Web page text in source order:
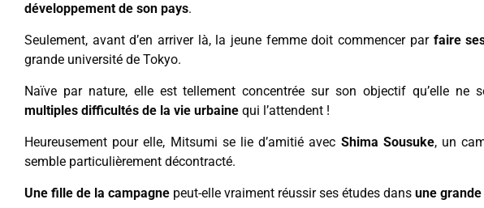
développement de son pays.
Seulement, avant d’en arriver là, la jeune femme doit commencer par faire
grande université de Tokyo.
Naïve par nature, elle est tellement concentrée sur son objectif qu’elle ne
multiples difficultés de la vie urbaine qui l’attendent !
Heureusement pour elle, Mitsumi se lie d’amitié avec Shima Sousuke, un
semble particulièrement décontracté.
Une fille de la campagne peut-elle vraiment réussir ses études dans une